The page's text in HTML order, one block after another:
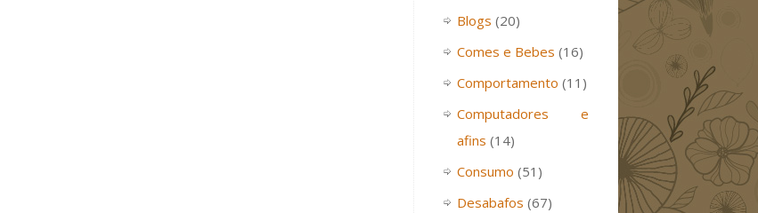
Blogs (20)
Comes e Bebes (16)
Comportamento (11)
Computadores e
afins (14)
Consumo (51)
Desabafos (67)